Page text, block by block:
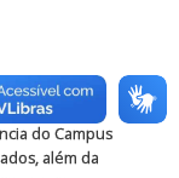
suas
com uma
do Campus
além da